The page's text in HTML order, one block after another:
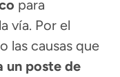
para
vía. Por el
las causas que
un poste de